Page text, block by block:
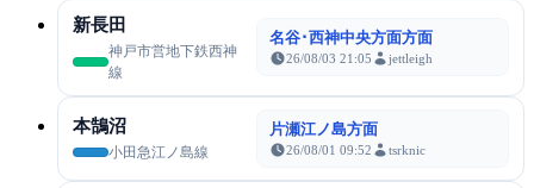
新長田
神戸市営地下鉄西神
線
名谷･西神中央方面方面
26/08/03 21:05 jettleigh
本鵠沼
小田急江ノ島線
片瀬江ノ島方面
26/08/01 09:52 tsrknic